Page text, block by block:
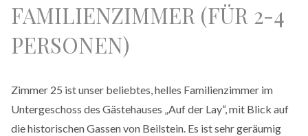
FAMILIENZIMMER (FÜR 2-4
PERSONEN)
Zimmer 25 ist unser beliebtes, helles Familienzimmer im
Untergeschoss des Gästehauses „Auf der Lay“, mit Blick auf
die historischen Gassen von Beilstein. Es ist sehr geräumig